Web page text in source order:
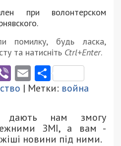
при волонтерском
помилку, будь ласка,
та натисніть Ctrl+Enter.
ViberEmail
| Метки: война
дають нам змогу
ЗМІ, а вам -
новини під ними.